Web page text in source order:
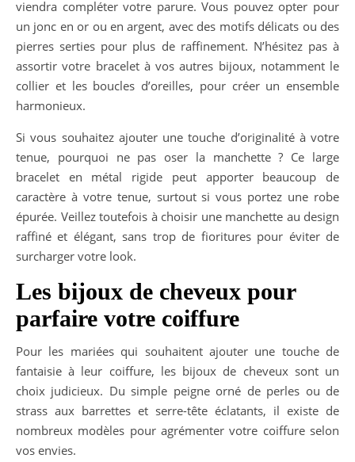
viendra compléter votre parure. Vous pouvez opter pour
un jonc en or ou en argent, avec des motifs délicats ou des
pierres serties pour plus de raffinement. N’hésitez pas à
assortir votre bracelet à vos autres bijoux, notamment le
collier et les boucles d’oreilles, pour créer un ensemble
harmonieux.
Si vous souhaitez ajouter une touche d’originalité à votre
tenue, pourquoi ne pas oser la manchette ? Ce large
bracelet en métal rigide peut apporter beaucoup de
caractère à votre tenue, surtout si vous portez une robe
épurée. Veillez toutefois à choisir une manchette au design
raffiné et élégant, sans trop de fioritures pour éviter de
surcharger votre look.
Les bijoux de cheveux pour
parfaire votre coiffure
Pour les mariées qui souhaitent ajouter une touche de
fantaisie à leur coiffure, les bijoux de cheveux sont un
choix judicieux. Du simple peigne orné de perles ou de
strass aux barrettes et serre-tête éclatants, il existe de
nombreux modèles pour agrémenter votre coiffure selon
vos envies.